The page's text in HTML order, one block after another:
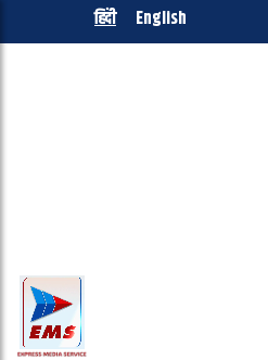
हिंदी English